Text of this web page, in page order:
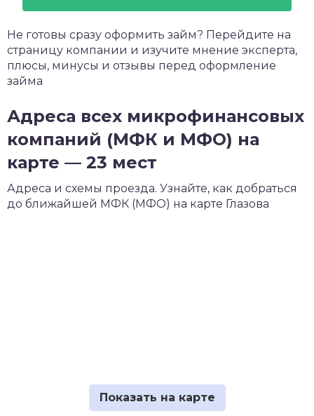
Не готовы сразу оформить займ? Перейдите на
страницу компании и изучите мнение эксперта,
плюсы, минусы и отзывы перед оформление
займа
Адреса всех микрофинансовых
компаний (МФК и МФО) на
карте — 23 мест
Адреса и схемы проезда. Узнайте, как добраться
до ближайшей МФК (МФО) на карте Глазова